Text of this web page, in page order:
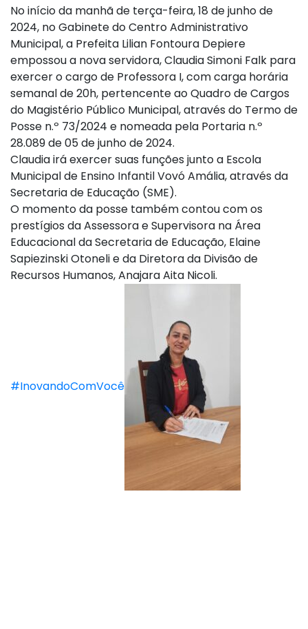
No início da manhã de terça-feira, 18 de junho de
2024, no Gabinete do Centro Administrativo
Municipal, a Prefeita Lilian Fontoura Depiere
empossou a nova servidora, Claudia Simoni Falk para
exercer o cargo de Professora I, com carga horária
semanal de 20h, pertencente ao Quadro de Cargos
do Magistério Público Municipal, através do Termo de
Posse n.º 73/2024 e nomeada pela Portaria n.º
28.089 de 05 de junho de 2024.
Claudia irá exercer suas funções junto a Escola
Municipal de Ensino Infantil Vovó Amália, através da
Secretaria de Educação (SME).
O momento da posse também contou com os
prestígios da Assessora e Supervisora na Área
Educacional da Secretaria de Educação, Elaine
Sapiezinski Otoneli e da Diretora da Divisão de
Recursos Humanos, Anajara Aita Nicoli.
#InovandoComVocê